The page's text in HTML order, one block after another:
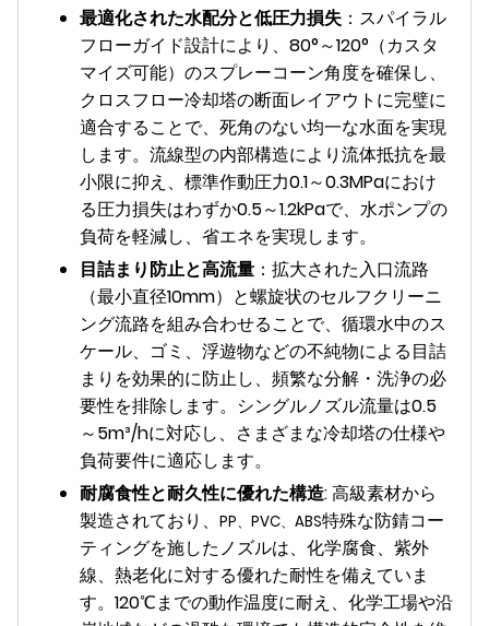
最適化された水配分と低圧力損失 ：スパイラル
フローガイド設計により、80°～120°（カスタ
マイズ可能）のスプレーコーン角度を確保し、
クロスフロー冷却塔の断面レイアウトに完璧に
適合することで、死角のない均一な水面を実現
します。流線型の内部構造により流体抵抗を最
小限に抑え、標準作動圧力0.1～0.3MPaにおけ
る圧力損失はわずか0.5～1.2kPaで、水ポンプの
負荷を軽減し、省エネを実現します。
目詰まり防止と高流量 ：拡大された入口流路
（最小直径10mm）と螺旋状のセルフクリーニ
ング流路を組み合わせることで、循環水中のス
ケール、ゴミ、浮遊物などの不純物による目詰
まりを効果的に防止し、頻繁な分解・洗浄の必
要性を排除します。シングルノズル流量は0.5
～5m³/hに対応し、さまざまな冷却塔の仕様や
負荷要件に適応します。
耐腐食性と耐久性に優れた構造: 高級素材から
製造されており、 PP、PVC、ABS特殊な防錆コー
ティングを施したノズルは、化学腐食、紫外
線、熱老化に対する優れた耐性を備えていま
す。120℃までの動作温度に耐え、化学工場や沿